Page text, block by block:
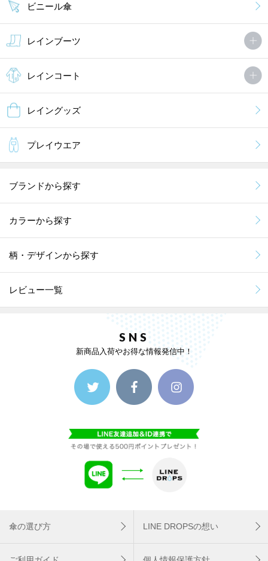
ビニール傘
レインブーツ
レインコート
レイングッズ
プレイウエア
ブランドから探す
カラーから探す
柄・デザインから探す
レビュー一覧
SNS
新商品入荷やお得な情報発信中！
傘の選び方 LINE DROPSの想い